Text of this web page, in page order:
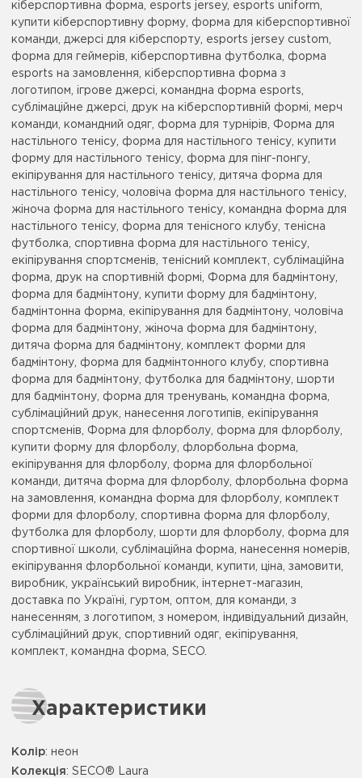
кіберспортивна форма, esports jersey, esports uniform,
купити кіберспортивну форму, форма для кіберспортивної
команди, джерсі для кіберспорту, esports jersey custom,
форма для геймерів, кіберспортивна футболка, форма
esports на замовлення, кіберспортивна форма з
логотипом, ігрове джерсі, командна форма esports,
сублімаційне джерсі, друк на кіберспортивній формі, мерч
команди, командний одяг, форма для турнірів, Форма для
настільного тенісу, форма для настільного тенісу, купити
форму для настільного тенісу, форма для пінг-понгу,
екіпірування для настільного тенісу, дитяча форма для
настільного тенісу, чоловіча форма для настільного тенісу,
жіноча форма для настільного тенісу, командна форма для
настільного тенісу, форма для тенісного клубу, тенісна
футболка, спортивна форма для настільного тенісу,
екіпірування спортсменів, тенісний комплект, сублімаційна
форма, друк на спортивній формі, Форма для бадмінтону,
форма для бадмінтону, купити форму для бадмінтону,
бадмінтонна форма, екіпірування для бадмінтону, чоловіча
форма для бадмінтону, жіноча форма для бадмінтону,
дитяча форма для бадмінтону, комплект форми для
бадмінтону, форма для бадмінтонного клубу, спортивна
форма для бадмінтону, футболка для бадмінтону, шорти
для бадмінтону, форма для тренувань, командна форма,
сублімаційний друк, нанесення логотипів, екіпірування
спортсменів, Форма для флорболу, форма для флорболу,
купити форму для флорболу, флорбольна форма,
екіпірування для флорболу, форма для флорбольної
команди, дитяча форма для флорболу, флорбольна форма
на замовлення, командна форма для флорболу, комплект
форми для флорболу, спортивна форма для флорболу,
футболка для флорболу, шорти для флорболу, форма для
спортивної школи, сублімаційна форма, нанесення номерів,
екіпірування флорбольної команди, купити, ціна, замовити,
виробник, український виробник, інтернет-магазин,
доставка по Україні, гуртом, оптом, для команди, з
нанесенням, з логотипом, з номером, індивідуальний дизайн,
сублімаційний друк, спортивний одяг, екіпірування,
комплект, командна форма, SECO.
Характеристики
Колір: неон
Колекція : SECO® Laura